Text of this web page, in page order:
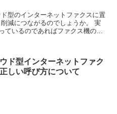
型のインターネットファクスに置
減につながるのでしょうか。 実
ているのであればファクス機の方
ド型インターネットファク
しい呼び方について